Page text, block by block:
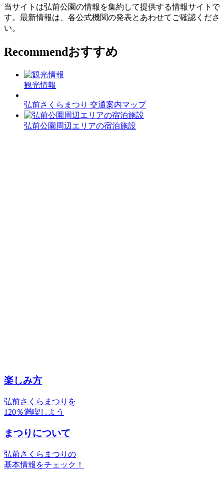
当サイトは弘前公園の情報を集約して提供する情報サイトで
す。最新情報は、各公式機関の発表とあわせてご確認くださ
い。
Recommendおすすめ
観光情報
弘前さくらまつり 交通案内マップ
弘前公園周辺エリアの宿泊施設
楽しみ方
弘前さくらまつりを
120％満喫しよう
まつりについて
弘前さくらまつりの
基本情報をチェック！